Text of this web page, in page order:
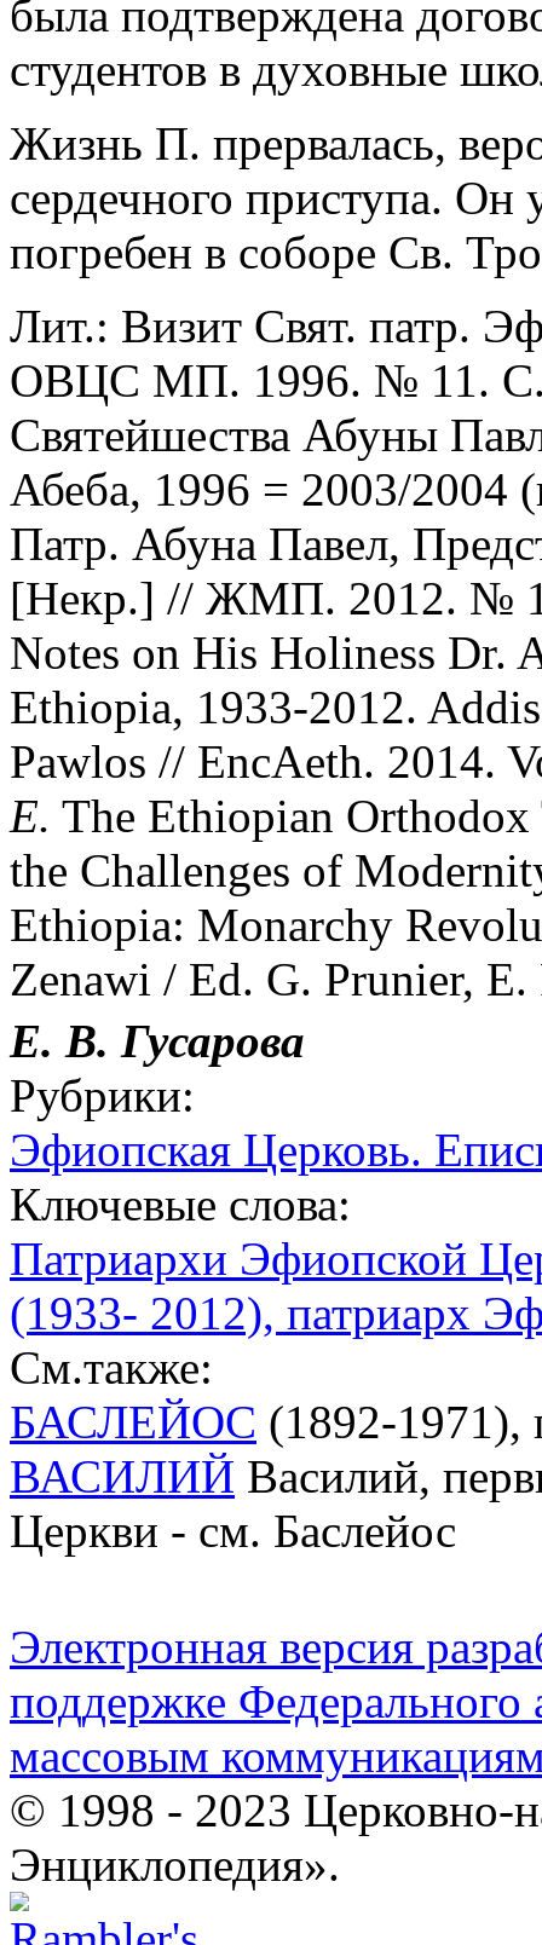
была подтверждена
студентов в духовные
Жизнь П. прервалась,
сердечного приступа. Он
погребен в соборе Св.
Лит.: Визит Свят. патр.
ОВЦС МП. 1996. № 11. С.
Святейшества Абуны
Абеба, 1996 = 2003/2004
Патр. Абуна Павел,
[Некр.] // ЖМП. 2012. №
Notes on His Holiness Dr.
Ethiopia, 1933-2012.
Pawlos // EncAeth. 2014.
E. The Ethiopian Orthodox
the Challenges of
Ethiopia: Monarchy
Zenawi / Ed. G. Prunier,
Е. В. Гусарова
Рубрики:
Эфиопская Церковь.
Ключевые слова:
Патриархи Эфиопской
(1933- 2012), патриарх
См.также:
БАСЛЕЙОС (1892-1971),
ВАСИЛИЙ Василий,
Церкви - см. Баслейос
Электронная версия
поддержке Федерального
массовым
© 1998 - 2023 Церковно-
Энциклопедия».